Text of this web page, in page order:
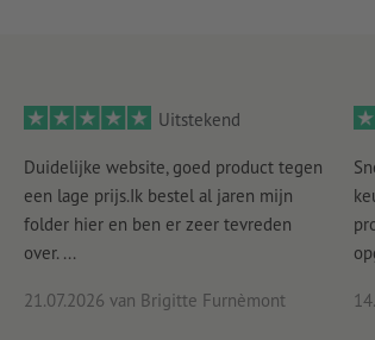
Uitstekend
Duidelijke website, goed product tegen
een lage prijs.Ik bestel al jaren mijn
folder hier en ben er zeer tevreden
over. ...
21.07.2026 van Brigitte Furnèmont